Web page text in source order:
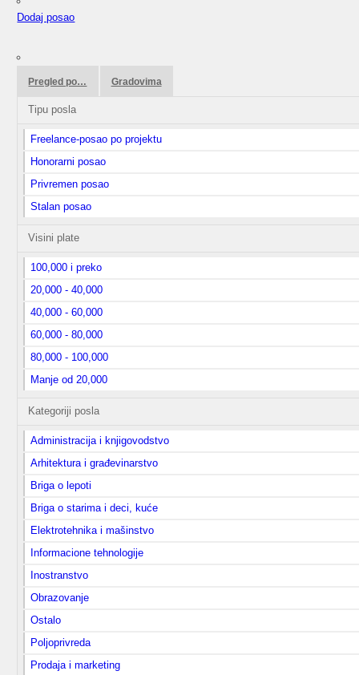
Dodaj posao
Pregled po… Gradovima
Tipu posla
Freelance-posao po projektu
Honorarni posao
Privremen posao
Stalan posao
Visini plate
100,000 i preko
20,000 - 40,000
40,000 - 60,000
60,000 - 80,000
80,000 - 100,000
Manje od 20,000
Kategoriji posla
Administracija i knjigovodstvo
Arhitektura i građevinarstvo
Briga o lepoti
Briga o starima i deci, kuće
Elektrotehnika i mašinstvo
Informacione tehnologije
Inostranstvo
Obrazovanje
Ostalo
Poljoprivreda
Prodaja i marketing